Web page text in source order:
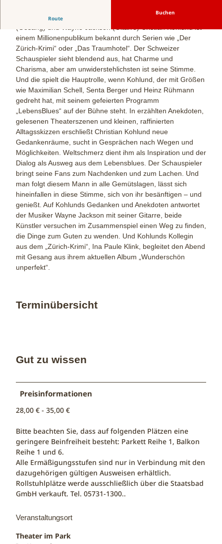
Route
Buchen
Musikalische Lesung mit Christian Kohlund, Ina Paule Klink
einem Millionenpublikum bekannt durch Serien wie „Der
Zürich-Krimi“ oder „Das Traumhotel“. Der Schweizer
Schauspieler sieht blendend aus, hat Charme und
Charisma, aber am unwiderstehlichsten ist seine Stimme.
Und die spielt die Hauptrolle, wenn Kohlund, der mit Größen
wie Maximilian Schell, Senta Berger und Heinz Rühmann
gedreht hat, mit seinem gefeierten Programm
„LebensBlues“ auf der Bühne steht. In erzählten Anekdoten,
gelesenen Theaterszenen und kleinen, raffinierten
Alltagsskizzen erschließt Christian Kohlund neue
Gedankenräume, sucht in Gesprächen nach Wegen und
Möglichkeiten. Weltschmerz dient ihm als Inspiration und der
Dialog als Ausweg aus dem Lebensblues. Der Schauspieler
bringt seine Fans zum Nachdenken und zum Lachen. Und
man folgt diesem Mann in alle Gemütslagen, lässt sich
hineinfallen in diese Stimme, sich von ihr besänftigen – und
genießt. Auf Kohlunds Gedanken und Anekdoten antwortet
der Musiker Wayne Jackson mit seiner Gitarre, beide
Künstler versuchen im Zusammenspiel einen Weg zu finden,
die Dinge zum Guten zu wenden. Und Kohlunds Kollegin
aus dem „Zürich-Krimi“, Ina Paule Klink, begleitet den Abend
mit Gesang aus ihrem aktuellen Album „Wunderschön
unperfekt“.
Terminübersicht
Gut zu wissen
Preisinformationen
28,00 € - 35,00 €
Bitte beachten Sie, dass auf folgenden Plätzen eine
geringere Beinfreiheit besteht: Parkett Reihe 1, Balkon
Reihe 1 und 6.
Alle Ermäßigungsstufen sind nur in Verbindung mit den
dazugehörigen gültigen Ausweisen erhältlich.
Rollstuhlplätze werde ausschließlich über die Staatsbad
GmbH verkauft. Tel. 05731-1300..
Veranstaltungsort
Theater im Park